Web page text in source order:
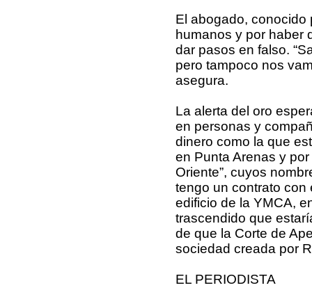
El abogado, conocido
humanos y por haber
dar pasos en falso.
pero tampoco nos
asegura.
La alerta del oro
en personas y
dinero como la que
en Punta Arenas y
Oriente”, cuyos
tengo un contrato con
edificio de la YMCA,
trascendido que
de que la Corte de
sociedad creada por
EL PERIODISTA